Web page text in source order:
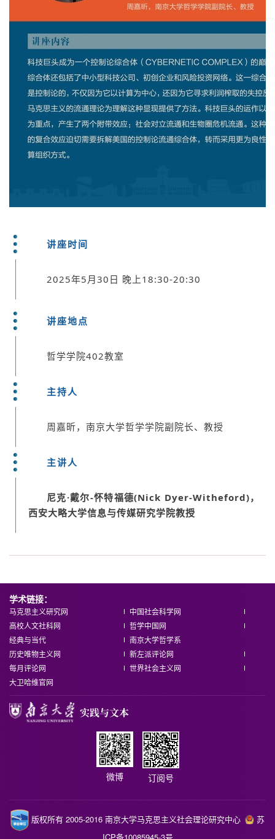
讲座时间
2025年5月30日 晚上18:30-20:30
讲座地点
哲学学院402教室
主持人
周嘉昕，南京大学哲学学院副院长、教授
主讲人
尼克·戴尔-怀特福德(Nick Dyer-Witheford)，
西安大略大学信息与传媒研究学院教授
学术链接：
马克思主义研究网
中国社会科学网
高校人文社科网
哲学中国网
经典与当代
南京大学哲学系
历史唯物主义网
新左派评论网
每月评论网
世界社会主义网
大卫哈维官网
微博 订阅号
版权所有 2005-2016 南京大学马克思主义社会理论研究中心
苏